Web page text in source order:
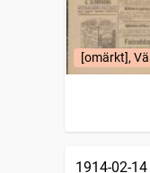
[omärkt],
1914-02-14